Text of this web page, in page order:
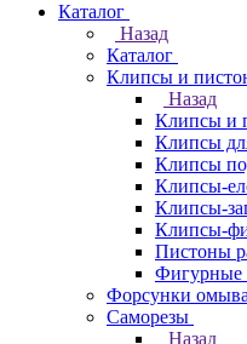
Каталог
Назад
Каталог
Клипсы и
Назад
Клипсы и
Клипсы
Клипсы
Клипсы-
Клипсы-
Клипсы-
Пистоны
Фигурные
Форсунки
Саморезы
Назад